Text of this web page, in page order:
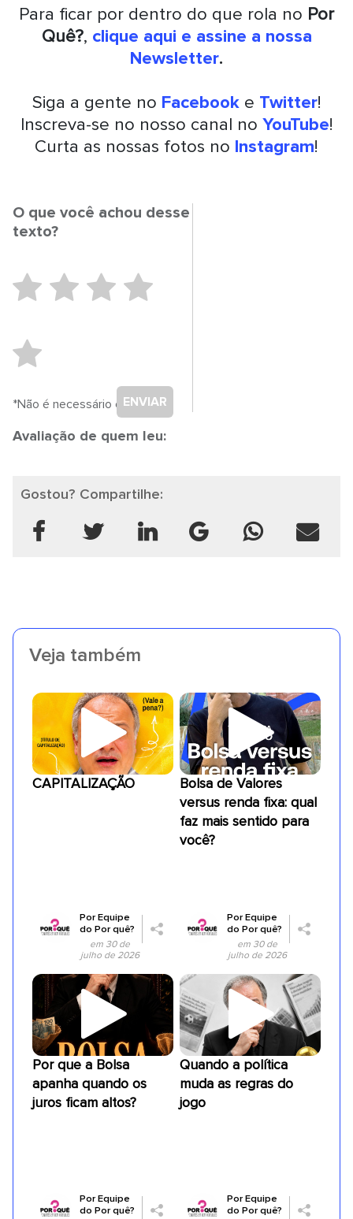
Para ficar por dentro do que rola no Por
Quê?, clique aqui e assine a nossa
Newsletter.
Siga a gente no Facebooke Twitter!
Inscreva-se no nosso canal no YouTube!
Curta as nossas fotos no Instagram!
O que você achou desse
texto?
ENVIAR
*Não é necessário cadastro.
Avaliação de quem leu:
Gostou? Compartilhe:
Veja também
CAPITALIZAÇÃO
PorEquipe
do Por quê?
em 30 de
julho de 2026
Bolsa de Valores
versus renda fixa: qual
faz mais sentido para
você?
PorEquipe
do Por quê?
em 30 de
julho de 2026
Por que a Bolsa
apanha quando os
juros ficam altos?
PorEquipe
do Por quê?
Quando a política
muda as regras do
jogo
PorEquipe
do Por quê?